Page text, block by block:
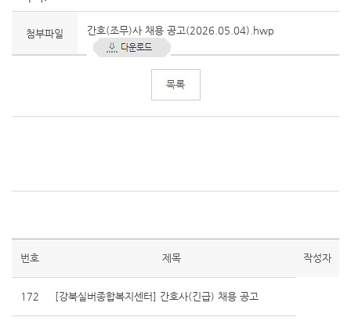
첨부파일 간호(조무)사 채용 공고(2026.05.04).hwp
번호 제목 작성자
172 [강북실버종합복지센터] 간호사(긴급) 채용 공고